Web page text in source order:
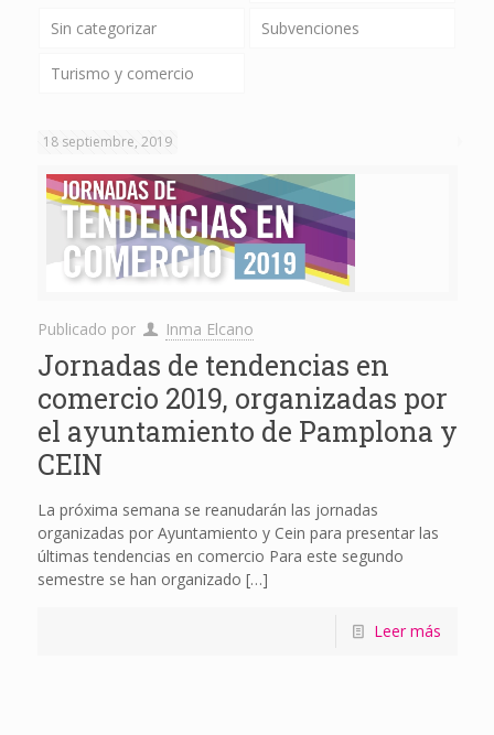
Sin categorizar Subvenciones
Turismo y comercio
18 septiembre, 2019
Publicado por Inma Elcano
Jornadas de tendencias en
comercio 2019, organizadas por
el ayuntamiento de Pamplona y
CEIN
La próxima semana se reanudarán las jornadas
organizadas por Ayuntamiento y Cein para presentar las
últimas tendencias en comercio Para este segundo
semestre se han organizado […]
Leer más